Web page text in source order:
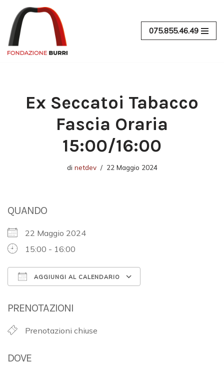
Vai
al
contenuto
075.855.46.49
Ex Seccatoi Tabacco
Fascia Oraria
15:00/16:00
di netdev 22 Maggio 2024
QUANDO
22 Maggio 2024
15:00 - 16:00
AGGIUNGI AL CALENDARIO
PRENOTAZIONI
Prenotazioni chiuse
DOVE